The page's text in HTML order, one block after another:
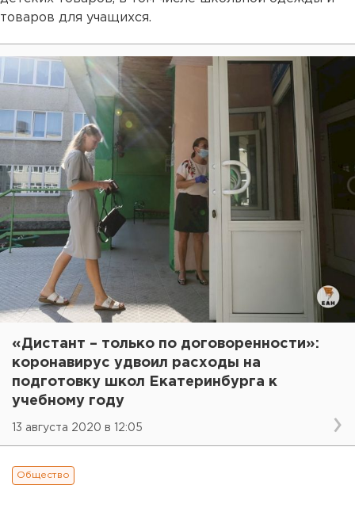
товаров для учащихся.
«Дистант – только по договоренности»:
коронавирус удвоил расходы на
подготовку школ Екатеринбурга к
учебному году
13 августа 2020 в 12:05
Общество